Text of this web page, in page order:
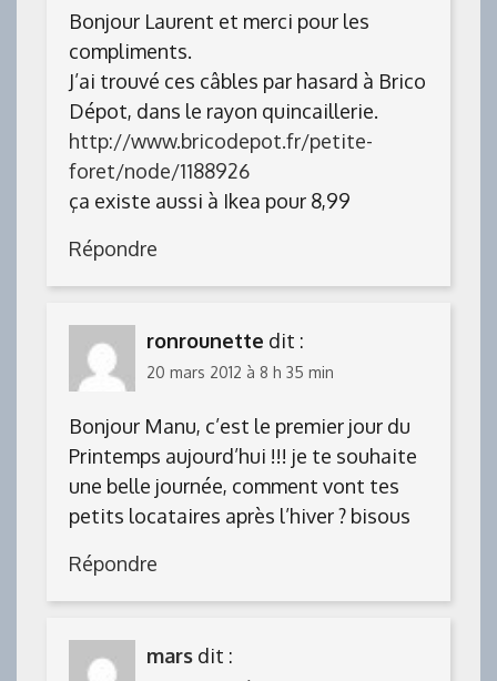
Bonjour Laurent et merci pour les
compliments.
J’ai trouvé ces câbles par hasard à Brico
Dépot, dans le rayon quincaillerie.
http://www.bricodepot.fr/petite-
foret/node/1188926
ça existe aussi à Ikea pour 8,99 
Répondre
ronrounette dit :
20 mars 2012 à 8 h 35 min
Bonjour Manu, c’est le premier jour du
Printemps aujourd’hui !!! je te souhaite
une belle journée, comment vont tes
petits locataires après l’hiver ? bisous
Répondre
mars dit :